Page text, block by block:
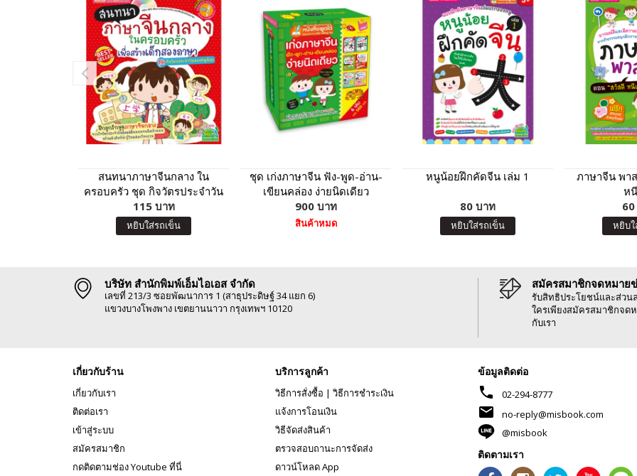
สนทนาภาษาจีนกลาง ใน
ครอบครัว ชุด กิจวัตรประจำวัน
ของหนูน้อย
115 บาท
หยิบใส่รถเข็น
ชุด เก่งภาษาจีน ฟัง-พูด-อ่าน-
เขียนคล่อง ง่ายนิดเดียว
900 บาท
สินค้าหมด
หนูน้อยฝึกคัดจีน เล่ม 1
80 บาท
หยิบใส่รถเข็น
ภาษาจีน พา
ห
หยิบใ
บริษัท สำนักพิมพ์เอ็มไอเอส จำกัด
เลขที่ 213/3 ซอยพัฒนาการ 1 (สาธุประดิษฐ์ 34 แยก 6)
แขวงบางโพงพาง เขตยานนาวา กรุงเทพฯ 10120
สมัครสมาชิกจดหมาย
รับสิทธิประโยชน์และส่วน
ใครเพียงสมัครสมาชิกจด
กับเรา
เกี่ยวกับร้าน
เกี่ยวกับเรา
ติดต่อเรา
เข้าสู่ระบบ
สมัครสมาชิก
กดติดตามช่อง Youtube ที่นี่
บริการลูกค้า
วิธีการสั่งซื้อ | วิธีการชำระเงิน
แจ้งการโอนเงิน
วิธีจัดส่งสินค้า
ตรวจสอบถานะการจัดส่ง
ดาวน์โหลด App
ข้อมูลติดต่อ
phone 02-294-8777
mail
no-reply@misbook.com
@misbook
ติดตามเรา